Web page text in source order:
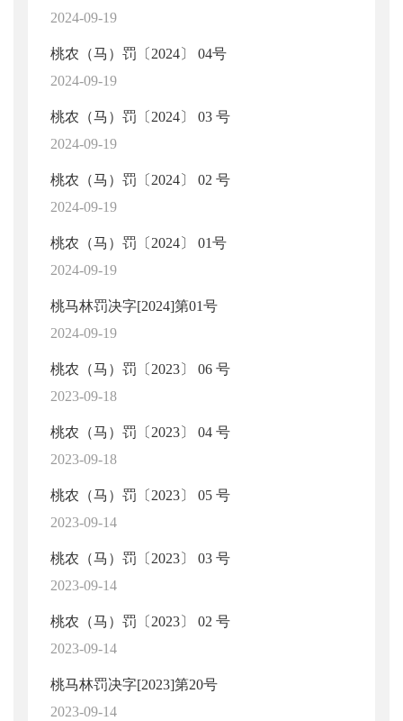
2024-09-19
桃农（马）罚〔2024〕 04号
2024-09-19
桃农（马）罚〔2024〕 03 号
2024-09-19
桃农（马）罚〔2024〕 02 号
2024-09-19
桃农（马）罚〔2024〕 01号
2024-09-19
桃马林罚决字[2024]第01号
2024-09-19
桃农（马）罚〔2023〕 06 号
2023-09-18
桃农（马）罚〔2023〕 04 号
2023-09-18
桃农（马）罚〔2023〕 05 号
2023-09-14
桃农（马）罚〔2023〕 03 号
2023-09-14
桃农（马）罚〔2023〕 02 号
2023-09-14
桃马林罚决字[2023]第20号
2023-09-14